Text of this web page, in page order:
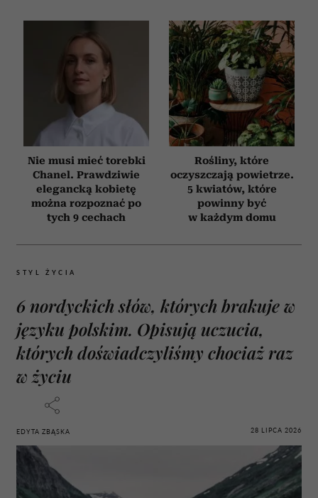
Nie musi mieć torebki
Chanel. Prawdziwie
elegancką kobietę
można rozpoznać po
tych 9 cechach
Rośliny, które
oczyszczają powietrze.
5 kwiatów, które
powinny być
w każdym domu
STYL ŻYCIA
6 nordyckich słów, których brakuje w
języku polskim. Opisują uczucia,
których doświadczyliśmy chociaż raz
w życiu
EDYTA ZBĄSKA 28 LIPCA 2026